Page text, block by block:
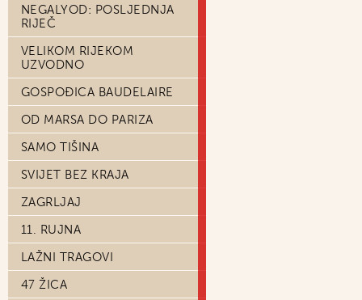
NEGALYOD: POSLJEDNJA
RIJEČ
VELIKOM RIJEKOM
UZVODNO
GOSPOĐICA BAUDELAIRE
OD MARSA DO PARIZA
SAMO TIŠINA
SVIJET BEZ KRAJA
ZAGRLJAJ
11. RUJNA
LAŽNI TRAGOVI
47 ŽICA